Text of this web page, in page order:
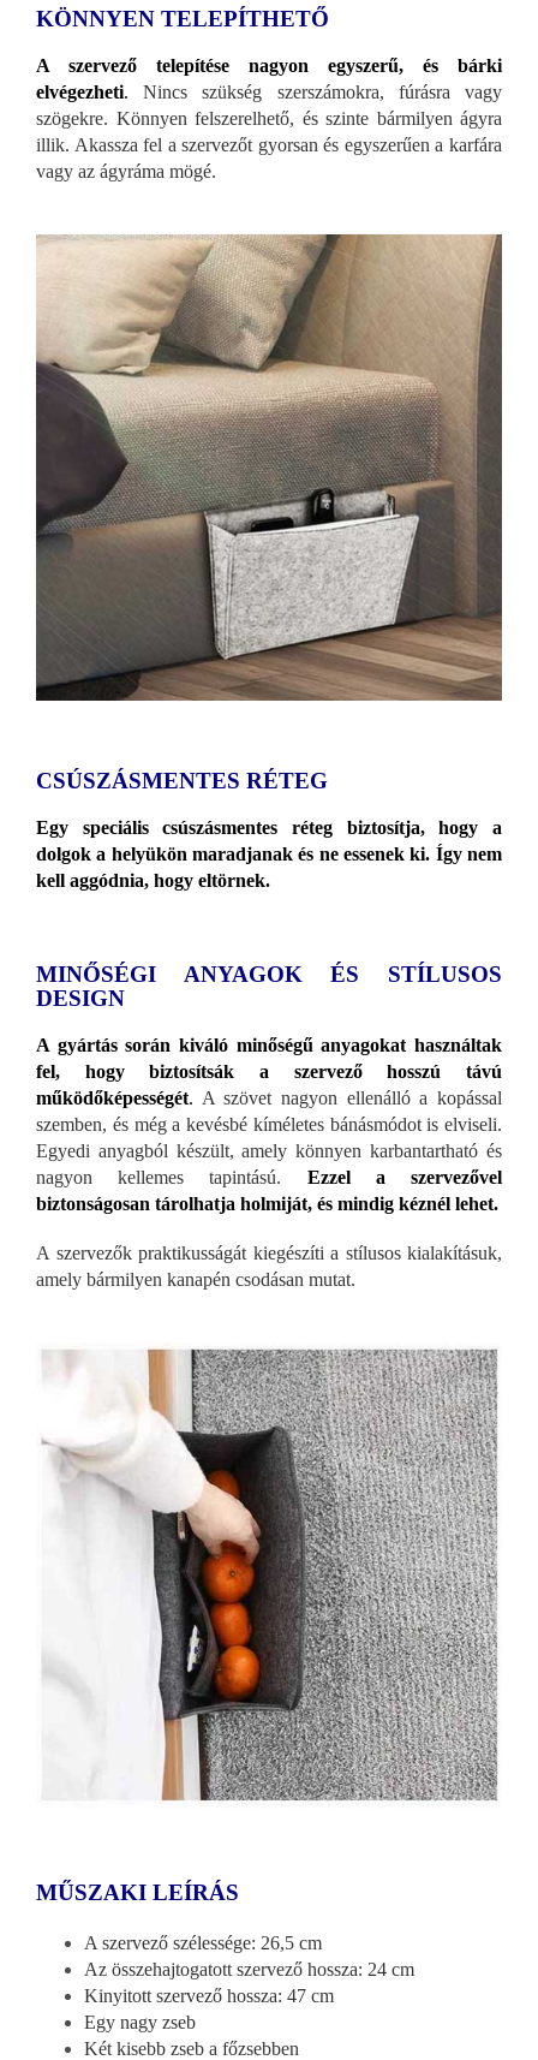
KÖNNYEN TELEPÍTHETŐ
A szervező telepítése nagyon egyszerű, és bárki
elvégezheti. Nincs szükség szerszámokra, fúrásra vagy
szögekre. Könnyen felszerelhető, és szinte bármilyen ágyra
illik. Akassza fel a szervezőt gyorsan és egyszerűen a karfára
vagy az ágyráma mögé.
CSÚSZÁSMENTES RÉTEG
Egy speciális csúszásmentes réteg biztosítja, hogy a
dolgok a helyükön maradjanak és ne essenek ki. Így nem
kell aggódnia, hogy eltörnek.
MINŐSÉGI ANYAGOK ÉS STÍLUSOS
DESIGN
A gyártás során kiváló minőségű anyagokat használtak
fel, hogy biztosítsák a szervező hosszú távú
működőképességét. A szövet nagyon ellenálló a kopással
szemben, és még a kevésbé kíméletes bánásmódot is elviseli.
Egyedi anyagból készült, amely könnyen karbantartható és
nagyon kellemes tapintású. Ezzel a szervezővel
biztonságosan tárolhatja holmiját, és mindig kéznél lehet.
A szervezők praktikusságát kiegészíti a stílusos kialakításuk,
amely bármilyen kanapén csodásan mutat.
MŰSZAKI LEÍRÁS
A szervező szélessége: 26,5 cm
Az összehajtogatott szervező hossza: 24 cm
Kinyitott szervező hossza: 47 cm
Egy nagy zseb
Két kisebb zseb a főzsebben